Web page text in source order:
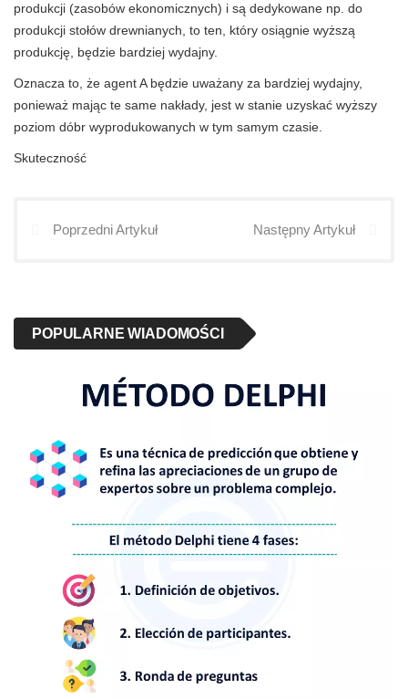
produkcji (zasobów ekonomicznych) i są dedykowane np. do
produkcji stołów drewnianych, to ten, który osiągnie wyższą
produkcję, będzie bardziej wydajny.
Oznacza to, że agent A będzie uważany za bardziej wydajny,
ponieważ mając te same nakłady, jest w stanie uzyskać wyższy
poziom dóbr wyprodukowanych w tym samym czasie.
Skuteczność
Poprzedni Artykuł Następny Artykuł
POPULARNE WIADOMOŚCI